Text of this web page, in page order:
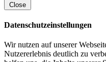
Close
Datenschutzeinstellungen
Wir nutzen auf unserer
Nutzererlebnis deutlich zu